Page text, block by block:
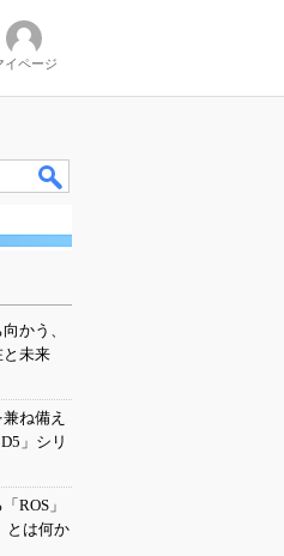
イページ
かう、
と未来
ね備え
」シリ
ROS」
とは何か